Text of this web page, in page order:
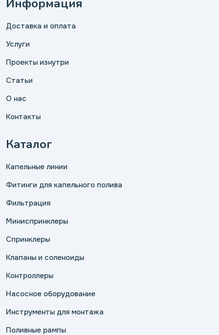
Информация
Доставка и оплата
Услуги
Проекты изнутри
Статьи
О нас
Контакты
Каталог
Капельные линии
Фитинги для капельного полива
Фильтрация
Миниспринклеры
Спринклеры
Клапаны и соленоиды
Контроллеры
Насосное оборудование
Инструменты для монтажа
Поливные рампы